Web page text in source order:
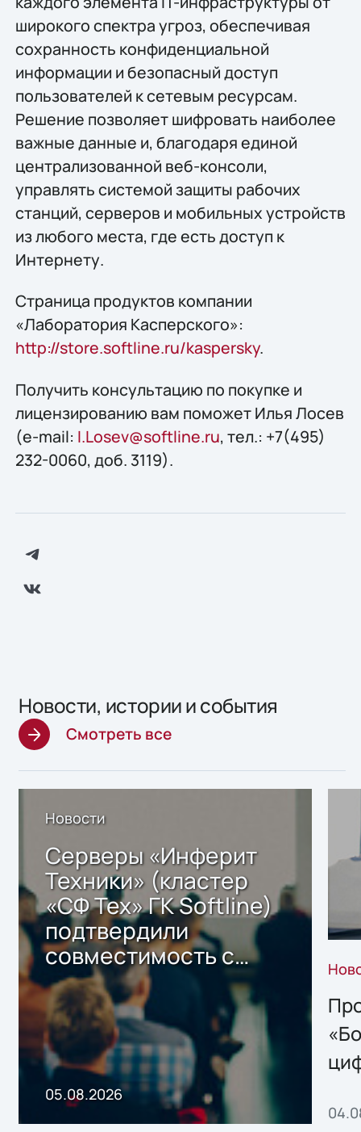
широкого спектра угроз, обеспечивая
сохранность конфиденциальной
информации и безопасный доступ
пользователей к сетевым ресурсам.
Решение позволяет шифровать наиболее
важные данные и, благодаря единой
централизованной веб-консоли,
управлять системой защиты рабочих
станций, серверов и мобильных устройств
из любого места, где есть доступ к
Интернету.
Страница продуктов компании
«Лаборатория Касперского»:
http://store.softline.ru/kaspersky.
Получить консультацию по покупке и
лицензированию вам поможет Илья Лосев
(e-mail: I.Losev@softline.ru, тел.: +7(495)
232-0060, доб. 3119).
Новости, истории и события
Смотреть все
Новости
Серверы «Инферит
Техники» (кластер
«СФ Тех» ГК Softline)
подтвердили
совместимость с
решением Sharx
Storage 2.x для
хранения данных
05.08.2026